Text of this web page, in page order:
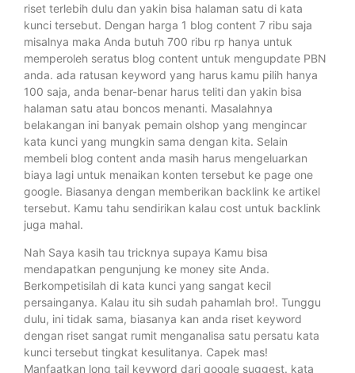
riset terlebih dulu dan yakin bisa halaman satu di kata
kunci tersebut. Dengan harga 1 blog content 7 ribu saja
misalnya maka Anda butuh 700 ribu rp hanya untuk
memperoleh seratus blog content untuk mengupdate PBN
anda. ada ratusan keyword yang harus kamu pilih hanya
100 saja, anda benar-benar harus teliti dan yakin bisa
halaman satu atau boncos menanti. Masalahnya
belakangan ini banyak pemain olshop yang mengincar
kata kunci yang mungkin sama dengan kita. Selain
membeli blog content anda masih harus mengeluarkan
biaya lagi untuk menaikan konten tersebut ke page one
google. Biasanya dengan memberikan backlink ke artikel
tersebut. Kamu tahu sendirikan kalau cost untuk backlink
juga mahal.
Nah Saya kasih tau tricknya supaya Kamu bisa
mendapatkan pengunjung ke money site Anda.
Berkompetisilah di kata kunci yang sangat kecil
persainganya. Kalau itu sih sudah pahamlah bro!. Tunggu
dulu, ini tidak sama, biasanya kan anda riset keyword
dengan riset sangat rumit menganalisa satu persatu kata
kunci tersebut tingkat kesulitanya. Capek mas!
Manfaatkan long tail keyword dari google suggest. kata